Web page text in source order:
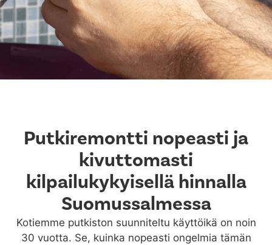
Putkiremontti nopeasti ja
kivuttomasti
kilpailukykyisellä hinnalla
Suomussalmessa
Kotiemme putkiston suunniteltu käyttöikä on noin
30 vuotta. Se, kuinka nopeasti ongelmia tämän